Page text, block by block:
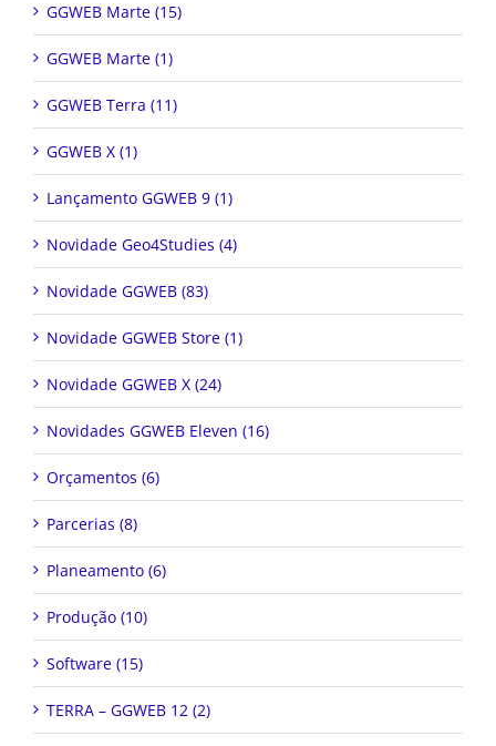
GGWEB Marte (15)
GGWEB Marte (1)
GGWEB Terra (11)
GGWEB X (1)
Lançamento GGWEB 9 (1)
Novidade Geo4Studies (4)
Novidade GGWEB (83)
Novidade GGWEB Store (1)
Novidade GGWEB X (24)
Novidades GGWEB Eleven (16)
Orçamentos (6)
Parcerias (8)
Planeamento (6)
Produção (10)
Software (15)
TERRA – GGWEB 12 (2)